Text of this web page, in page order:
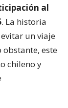
al
. La historia
un viaje
este
chileno y